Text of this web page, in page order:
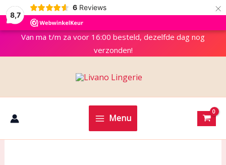
8,7
6 Reviews ×
Van ma t/m za voor 16:00 besteld, dezelfde dag nog
verzonden!
Menu